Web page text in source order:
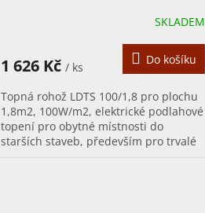
SKLADEM
1 626 Kč / ks
Do košíku
Topná rohož LDTS 100/1,8 pro plochu
1,8m2, 100W/m2, elektrické podlahové
topení pro obytné místnosti do
starších staveb, především pro trvalé